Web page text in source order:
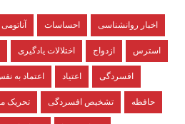
احساسات اخبار روانشناسی
اختلالات یادگیری ازدواج استرس
اعتماد به اعتیاد افسردگی
تحریک تشخیص افسردگی حافظه